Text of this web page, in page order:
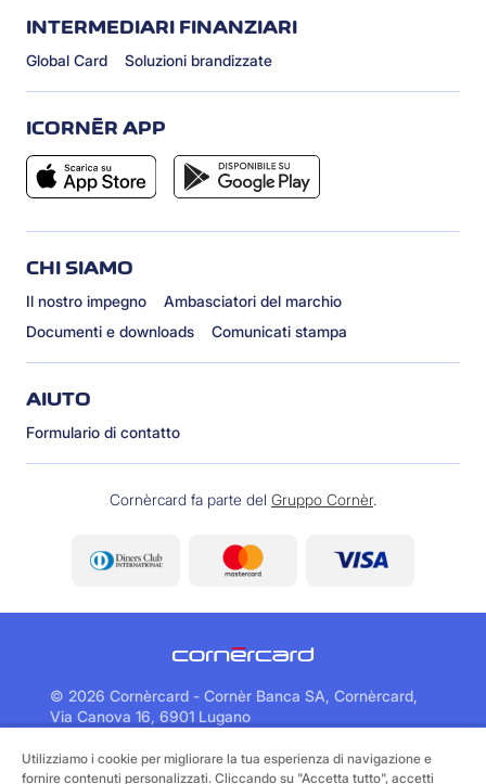
INTERMEDIARI FINANZIARI
Global Card Soluzioni brandizzate
ICORNÈR APP
CHI SIAMO
Il nostro impegno
Ambasciatori del marchio
Documenti e downloads
Comunicati stampa
AIUTO
Formulario di contatto
Cornèrcard fa parte del Gruppo Cornèr.
© 2026 Cornèrcard - Cornèr Banca SA, Cornèrcard,
Via Canova 16, 6901 Lugano
Area legale
Cookie policy
Utilizziamo i cookie per migliorare la tua esperienza di navigazione e
fornire contenuti personalizzati. Cliccando su "Accetta tutto", accetti